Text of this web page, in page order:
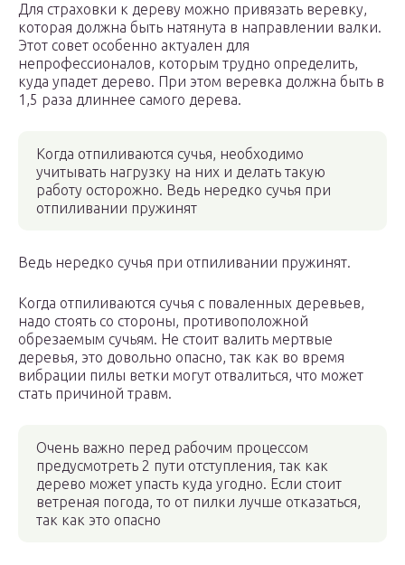
Для страховки к дереву можно привязать веревку,
которая должна быть натянута в направлении валки.
Этот совет особенно актуален для
непрофессионалов, которым трудно определить,
куда упадет дерево. При этом веревка должна быть в
1,5 раза длиннее самого дерева.
Когда отпиливаются сучья, необходимо
учитывать нагрузку на них и делать такую
работу осторожно. Ведь нередко сучья при
отпиливании пружинят
Ведь нередко сучья при отпиливании пружинят.
Когда отпиливаются сучья с поваленных деревьев,
надо стоять со стороны, противоположной
обрезаемым сучьям. Не стоит валить мертвые
деревья, это довольно опасно, так как во время
вибрации пилы ветки могут отвалиться, что может
стать причиной травм.
Очень важно перед рабочим процессом
предусмотреть 2 пути отступления, так как
дерево может упасть куда угодно. Если стоит
ветреная погода, то от пилки лучше отказаться,
так как это опасно